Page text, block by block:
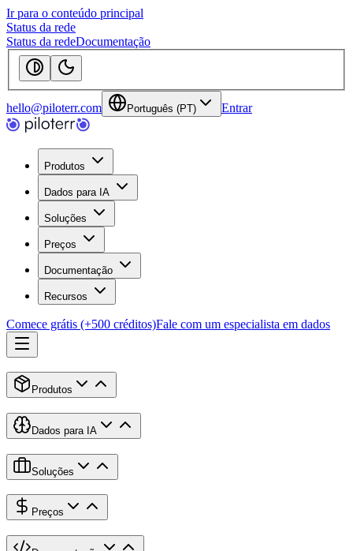
Ir para o conteúdo principal
Status da rede
Status da redeDocumentação
hello@piloterr.com Português (PT) Entrar
Produtos
Dados para IA
Soluções
Preços
Documentação
Recursos
Comece grátis (+500 créditos)Fale com um especialista em dados
Produtos
Dados para IA
Soluções
Preços